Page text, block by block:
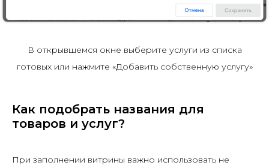
В открывшемся окне выберите услуги из списка
готовых или нажмите «Добавить собственную услугу»
Как подобрать названия для
товаров и услуг?
При заполнении витрины важно использовать не